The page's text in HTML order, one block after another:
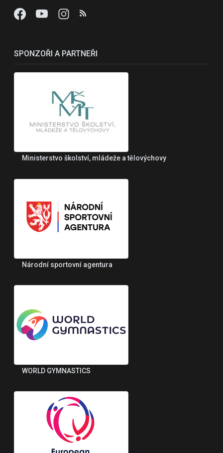
SPONZOŘI A PARTNEŘI
Ministerstvo školství, mládeže a tělovýchovy
Národní sportovní agentura
WORLD GYMNASTICS